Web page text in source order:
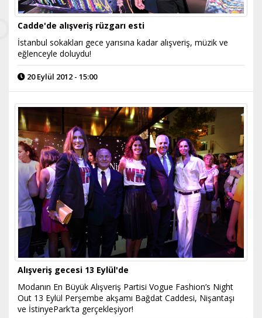
Cadde'de alışveriş rüzgarı esti
İstanbul sokakları gece yarısına kadar alışveriş, müzik ve
eğlenceyle doluydu!
20 Eylül 2012 - 15:00
Alışveriş gecesi 13 Eylül'de
Modanın En Büyük Alışveriş Partisi Vogue Fashion’s Night
Out 13 Eylül Perşembe akşamı Bağdat Caddesi, Nişantaşı
ve İstinyePark'ta gerçekleşiyor!